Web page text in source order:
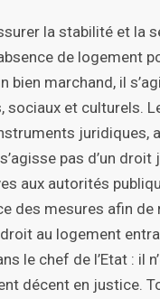
la stabilité et la
de logement
bien marchand, il
sociaux et culturels.
juridiques,
pas d’un
aux autorités
des mesures afin de
au logement
le chef de l’Etat : il
décent en justice.